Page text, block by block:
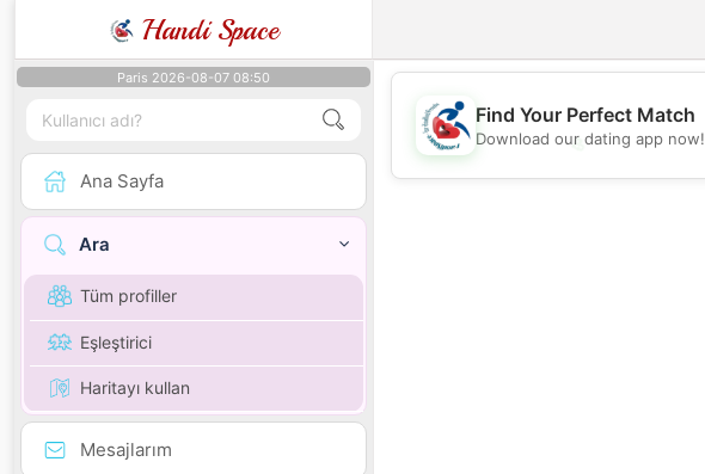
Handi Space
Paris 2026-08-07 08:50
Ana Sayfa
Ara
Tüm profiller
Eşleştirici
Haritayı kullan
Mesajlarım
💖
Find Your Perfect Match
Download our dating app now!